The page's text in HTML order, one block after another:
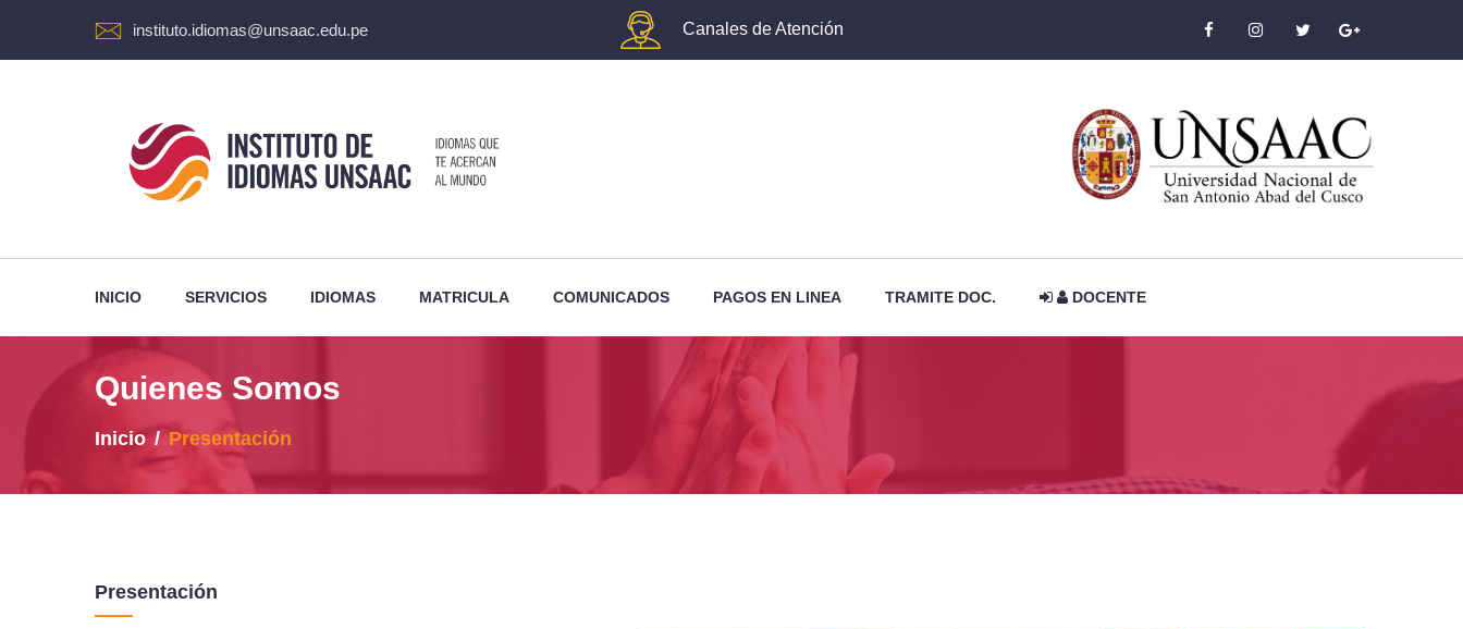
instituto.idiomas@unsaac.edu.pe Canales de Atención
INICIO SERVICIOS IDIOMAS MATRICULA COMUNICADOS PAGOS EN LINEA TRAMITE DOC. DOCENTE
Quienes Somos
Inicio Presentación
Presentación